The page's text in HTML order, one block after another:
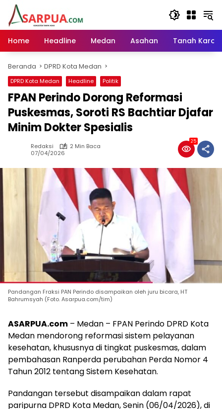
Langsung
konten
Home
Headline Medan Asahan Tanah Karo
Beranda DPRD Kota Medan
DPRD Kota Medan Headline Politik
FPAN Perindo Dorong Reformasi
Puskesmas, Soroti RS Bachtiar Djafar
Minim Dokter Spesialis
Redaksi
2 Min Baca
07/04/2026
25
Pandangan Fraksi PAN Perindo disampaikan oleh juru bicara, HT
Bahrumsyah (Foto. Asarpua.com/tim)
ASARPUA.com – Medan – FPAN Perindo DPRD Kota
Medan mendorong reformasi sistem pelayanan
kesehatan, khususnya di tingkat puskesmas, dalam
pembahasan Ranperda perubahan Perda Nomor 4
Tahun 2012 tentang Sistem Kesehatan.
Pandangan tersebut disampaikan dalam rapat
paripurna DPRD Kota Medan, Senin (06/04/2026), di